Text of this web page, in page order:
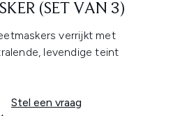
(SET VAN 3)
verrijkt met
levendige teint
Stel een vraag